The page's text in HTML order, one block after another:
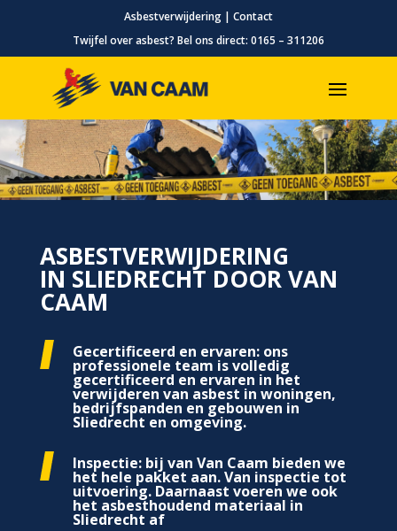
Asbestverwijdering| Contact
Twijfel over asbest? Bel ons direct: 0165 – 311206
ASBESTVERWIJDERING
IN SLIEDRECHT DOOR VAN
CAAM
Gecertificeerd en ervaren: ons
professionele team is volledig
gecertificeerd en ervaren in het
verwijderen van asbest in woningen,
bedrijfspanden en gebouwen in
Sliedrecht en omgeving.
Inspectie: bij van Van Caam bieden we
het hele pakket aan. Van inspectie tot
uitvoering. Daarnaast voeren we ook
het asbesthoudend materiaal in
Sliedrecht af